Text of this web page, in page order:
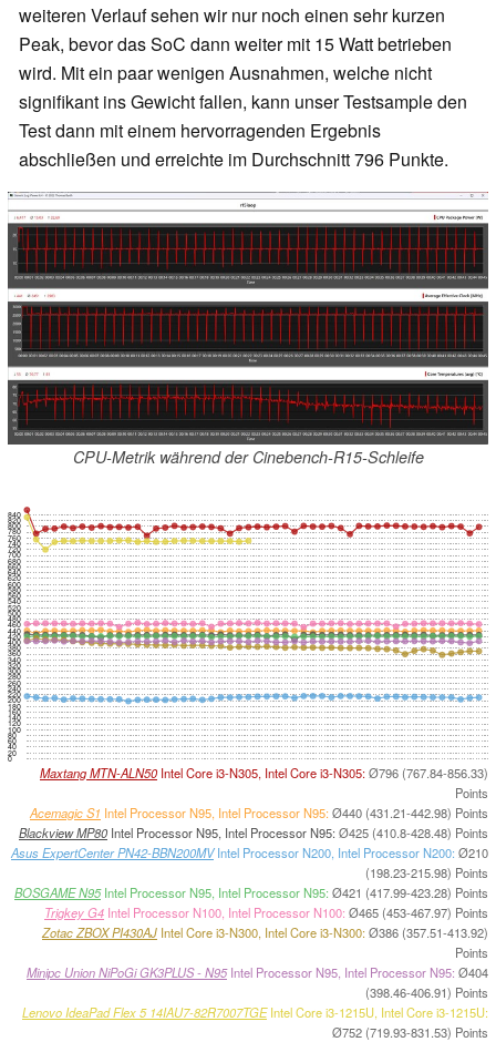
weiteren Verlauf sehen wir nur noch einen sehr kurzen
Peak, bevor das SoC dann weiter mit 15 Watt betrieben
wird. Mit ein paar wenigen Ausnahmen, welche nicht
signifikant ins Gewicht fallen, kann unser Testsample den
Test dann mit einem hervorragenden Ergebnis
abschließen und erreichte im Durchschnitt 796 Punkte.
CPU-Metrik während der Cinebench-R15-Schleife
0
20
40
60
80
100
120
140
160
180
200
220
240
260
280
300
320
340
360
380
400
420
440
460
480
500
520
540
560
580
600
620
640
660
680
700
720
740
760
780
800
820
840
Maxtang MTN-ALN50 Intel Core i3-N305, Intel Core i3-N305:Ø796 (767.84-856.33)
Points
Acemagic S1 Intel Processor N95, Intel Processor N95:Ø440 (431.21-442.98) Points
Blackview MP80 Intel Processor N95, Intel Processor N95: Ø425 (410.8-428.48) Points
Asus ExpertCenter PN42-BBN200MVIntel Processor N200, Intel Processor N200: Ø210
(198.23-215.98) Points
BOSGAME N95Intel Processor N95, Intel Processor N95: Ø421 (417.99-423.28) Points
Trigkey G4 Intel Processor N100, Intel Processor N100: Ø465 (453-467.97) Points
Zotac ZBOX PI430AJ Intel Core i3-N300, Intel Core i3-N300:Ø386 (357.51-413.92)
Points
Minipc Union NiPoGi GK3PLUS - N95Intel Processor N95, Intel Processor N95: Ø404
(398.46-406.91) Points
Lenovo IdeaPad Flex 5 14IAU7-82R7007TGEIntel Core i3-1215U, Intel Core i3-1215U:
Ø752 (719.93-831.53) Points